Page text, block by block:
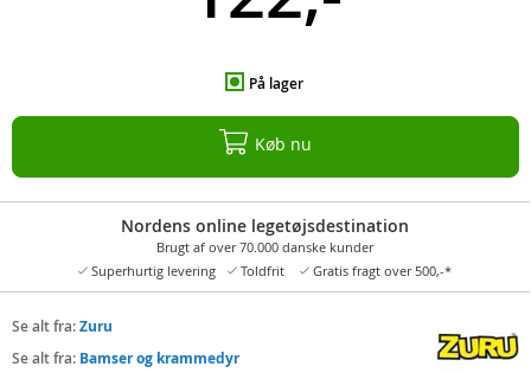
På lager
Køb nu
Nordens online legetøjsdestination
Brugt af over 70.000 danske kunder
Superhurtig levering
Toldfrit Gratis fragt over 500,-*
Se alt fra:Zuru
Se alt fra: Bamser og krammedyr